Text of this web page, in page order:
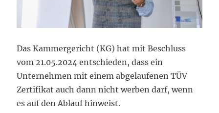
Das Kammergericht (KG) hat mit Beschluss
vom 21.05.2024 entschieden, dass ein
Unternehmen mit einem abgelaufenen TÜV
Zertifikat auch dann nicht werben darf, wenn
es auf den Ablauf hinweist.